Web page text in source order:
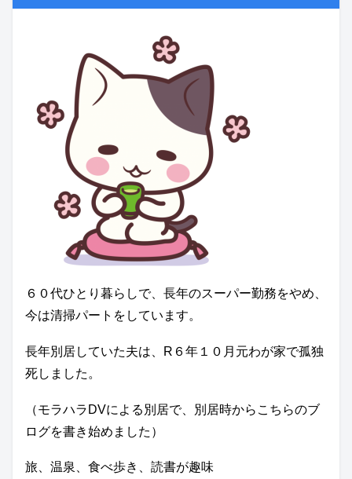
６０代ひとり暮らしで、長年のスーパー勤務をやめ、
今は清掃パートをしています。
長年別居していた夫は、R６年１０月元わが家で孤独
死しました。
（モラハラDVによる別居で、別居時からこちらのブ
ログを書き始めました）
旅、温泉、食べ歩き、読書が趣味